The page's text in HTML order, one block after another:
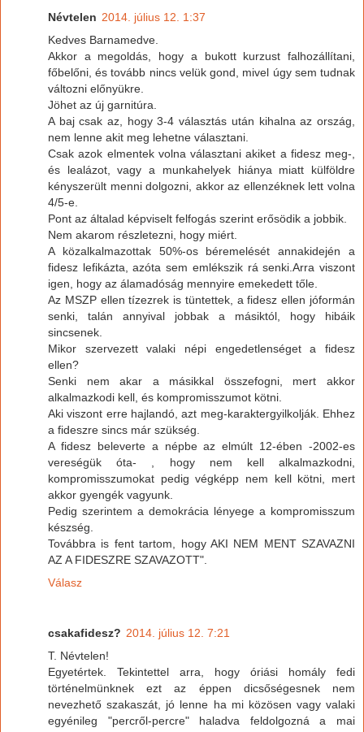
Névtelen 2014. július 12. 1:37
Kedves Barnamedve.
Akkor a megoldás, hogy a bukott kurzust falhozállítani,
főbelőni, és tovább nincs velük gond, mivel úgy sem tudnak
változni előnyükre.
Jöhet az új garnitúra.
A baj csak az, hogy 3-4 választás után kihalna az ország,
nem lenne akit meg lehetne választani.
Csak azok elmentek volna választani akiket a fidesz meg-,
és lealázot, vagy a munkahelyek hiánya miatt külföldre
kényszerült menni dolgozni, akkor az ellenzéknek lett volna
4/5-e.
Pont az általad képviselt felfogás szerint erősödik a jobbik.
Nem akarom részletezni, hogy miért.
A közalkalmazottak 50%-os béremelését annakidején a
fidesz lefikázta, azóta sem emlékszik rá senki.Arra viszont
igen, hogy az álamadóság mennyire emekedett tőle.
Az MSZP ellen tízezrek is tüntettek, a fidesz ellen jóformán
senki, talán annyival jobbak a másiktól, hogy hibáik
sincsenek.
Mikor szervezett valaki népi engedetlenséget a fidesz
ellen?
Senki nem akar a másikkal összefogni, mert akkor
alkalmazkodi kell, és kompromisszumot kötni.
Aki viszont erre hajlandó, azt meg-karaktergyilkolják. Ehhez
a fideszre sincs már szükség.
A fidesz beleverte a népbe az elmúlt 12-ében -2002-es
vereségük óta- , hogy nem kell alkalmazkodni,
kompromisszumokat pedig végképp nem kell kötni, mert
akkor gyengék vagyunk.
Pedig szerintem a demokrácia lényege a kompromisszum
készség.
Továbbra is fent tartom, hogy AKI NEM MENT SZAVAZNI
AZ A FIDESZRE SZAVAZOTT".
Válasz
csakafidesz? 2014. július 12. 7:21
T. Névtelen!
Egyetértek. Tekintettel arra, hogy óriási homály fedi
történelmünknek ezt az éppen dicsőségesnek nem
nevezhető szakaszát, jó lenne ha mi közösen vagy valaki
egyénileg "percről-percre" haladva feldolgozná a mai